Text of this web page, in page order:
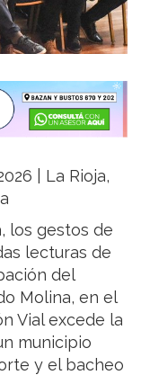
| La Rioja,
los gestos de
lecturas de
del
Molina, en el
Vial excede la
municipio
y el bacheo